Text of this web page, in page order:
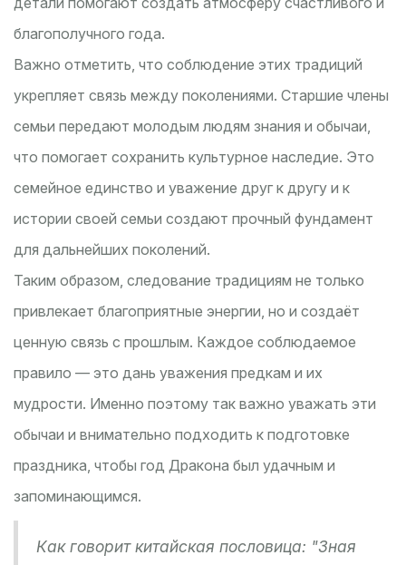
благополучного года.
Важно отметить, что соблюдение этих традиций
укрепляет связь между поколениями. Старшие члены
семьи передают молодым людям знания и обычаи,
что помогает сохранить культурное наследие. Это
семейное единство и уважение друг к другу и к
истории своей семьи создают прочный фундамент
для дальнейших поколений.
Таким образом, следование традициям не только
привлекает благоприятные энергии, но и создаёт
ценную связь с прошлым. Каждое соблюдаемое
правило — это дань уважения предкам и их
мудрости. Именно поэтому так важно уважать эти
обычаи и внимательно подходить к подготовке
праздника, чтобы год Дракона был удачным и
запоминающимся.
Как говорит китайская пословица: "Зная